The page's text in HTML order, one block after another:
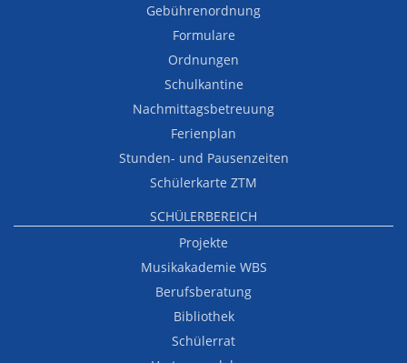
Gebührenordnung
Formulare
Ordnungen
Schulkantine
Nachmittagsbetreuung
Ferienplan
Stunden- und Pausenzeiten
Schülerkarte ZTM
SCHÜLERBEREICH
Projekte
Musikakademie WBS
Berufsberatung
Bibliothek
Schülerrat